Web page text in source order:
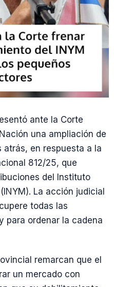
ante la Corte
una ampliación de
atrás, en respuesta a la
812/25, que
del Instituto
La acción judicial
todas las
para ordenar la cadena
remarcan que el
un mercado con